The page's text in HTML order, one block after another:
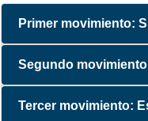
y
La
y
y
en
Primer movimiento:
Segundo
Tercer movimiento: